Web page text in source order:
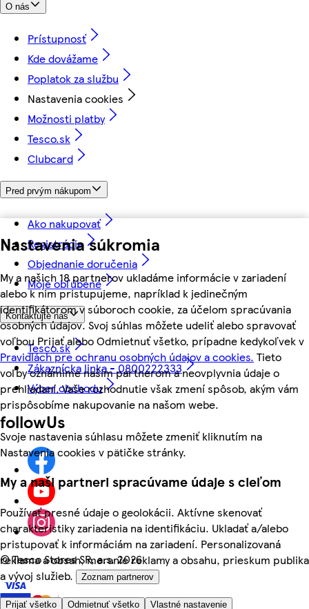
Nastavenia súkromia
My a našich 18 partnerov ukladáme informácie v zariadení
alebo k nim pristupujeme, napríklad k jedinečným
identifikátorom v súboroch cookie, za účelom spracúvania
osobných údajov. Svoj súhlas môžete udeliť alebo spravovať
voľbou Prijať alebo Odmietnuť všetko, prípadne kedykoľvek v
Pravidlách pre ochranu osobných údajov a cookies. Tieto
voľby oznámime našim partnerom a neovplyvnia údaje o
prehliadaní. Vaše rozhodnutie však zmení spôsob, akým vám
prispôsobíme nakupovanie na našom webe.
Svoje nastavenia súhlasu môžete zmeniť kliknutím na
Nastavenia cookies v pätičke stránky.
My a naši partneri spracúvame údaje s cieľom
Používať presné údaje o geolokácii. Aktívne skenovať
charakteristiky zariadenia na identifikáciu. Ukladať a/alebo
pristupovať k informáciám na zariadení. Personalizovaná
reklama a obsah, meranie reklamy a obsahu, prieskum publika
a vývoj služieb.
Zoznam partnerov
Prijať všetko Odmietnuť všetko Vlastné nastavenie
O nás
Prístupnosť
Kde dovážame
Poplatok za službu
Nastavenia cookies
Možnosti platby
Tesco.sk
Clubcard
Pred prvým nákupom
Ako nakupovať
Registrácia
Objednanie doručenia
Moje obľúbené
Kontaktujte nás
Tesco.sk
Zákaznícka linka - 0800222333
Výber obchodu
followUs
©Tesco Stores SR, a.s. 2026